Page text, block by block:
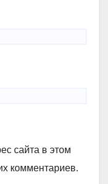
сайта в этом
комментариев.